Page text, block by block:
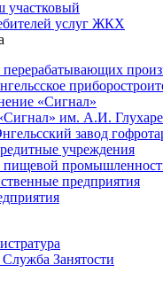
«Сигнал»
им. А.И.
завод
учреждения
пищевой
предприятия